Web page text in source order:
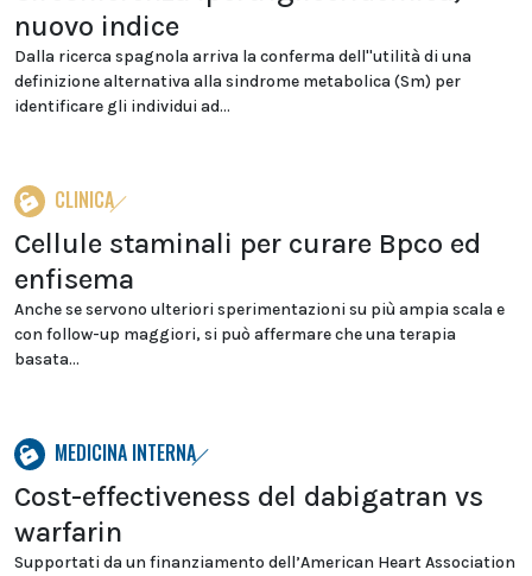
nuovo indice
Dalla ricerca spagnola arriva la conferma dell''utilità di una
definizione alternativa alla sindrome metabolica (Sm) per
identificare gli individui ad...
CLINICA
Cellule staminali per curare Bpco ed
enfisema
Anche se servono ulteriori sperimentazioni su più ampia scala e
con follow-up maggiori, si può affermare che una terapia
basata...
MEDICINA INTERNA
Cost-effectiveness del dabigatran vs
warfarin
Supportati da un finanziamento dell’American Heart Association